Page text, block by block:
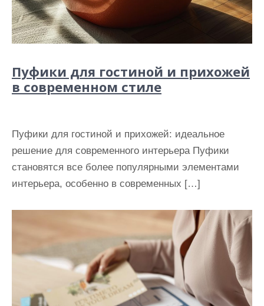
Пуфики для гостиной и прихожей
в современном стиле
Пуфики для гостиной и прихожей: идеальное
решение для современного интерьера Пуфики
становятся все более популярными элементами
интерьера, особенно в современных […]